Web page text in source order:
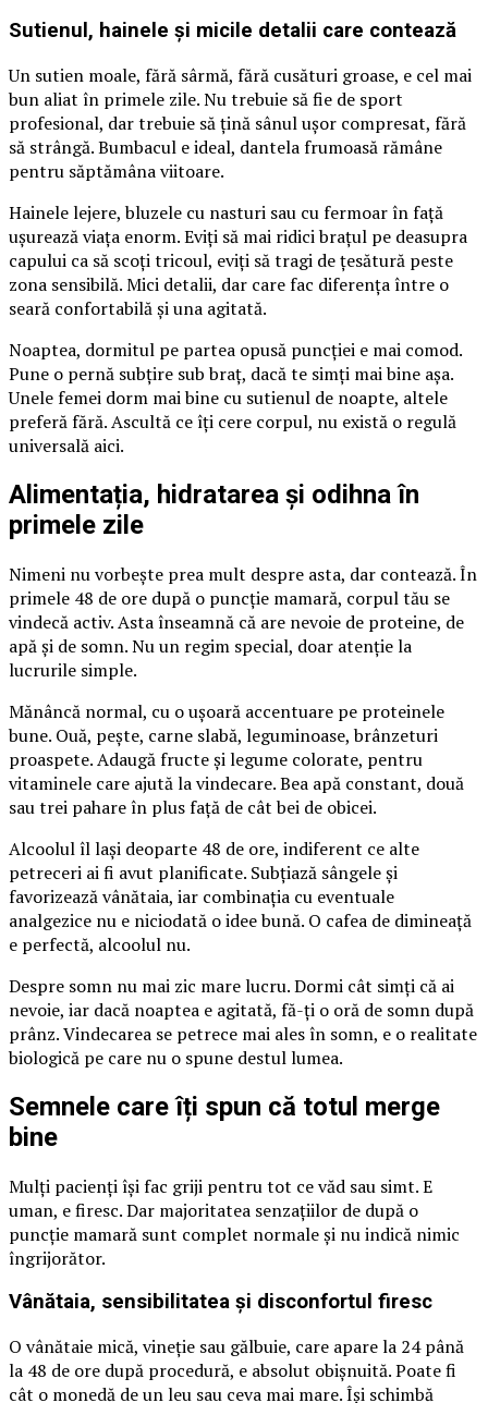
Sutienul, hainele și micile detalii care contează
Un sutien moale, fără sârmă, fără cusături groase, e cel mai
bun aliat în primele zile. Nu trebuie să fie de sport
profesional, dar trebuie să țină sânul ușor compresat, fără
să strângă. Bumbacul e ideal, dantela frumoasă rămâne
pentru săptămâna viitoare.
Hainele lejere, bluzele cu nasturi sau cu fermoar în față
ușurează viața enorm. Eviți să mai ridici brațul pe deasupra
capului ca să scoți tricoul, eviți să tragi de țesătură peste
zona sensibilă. Mici detalii, dar care fac diferența între o
seară confortabilă și una agitată.
Noaptea, dormitul pe partea opusă puncției e mai comod.
Pune o pernă subțire sub braț, dacă te simți mai bine așa.
Unele femei dorm mai bine cu sutienul de noapte, altele
preferă fără. Ascultă ce îți cere corpul, nu există o regulă
universală aici.
Alimentația, hidratarea și odihna în
primele zile
Nimeni nu vorbește prea mult despre asta, dar contează. În
primele 48 de ore după o puncție mamară, corpul tău se
vindecă activ. Asta înseamnă că are nevoie de proteine, de
apă și de somn. Nu un regim special, doar atenție la
lucrurile simple.
Mănâncă normal, cu o ușoară accentuare pe proteinele
bune. Ouă, pește, carne slabă, leguminoase, brânzeturi
proaspete. Adaugă fructe și legume colorate, pentru
vitaminele care ajută la vindecare. Bea apă constant, două
sau trei pahare în plus față de cât bei de obicei.
Alcoolul îl lași deoparte 48 de ore, indiferent ce alte
petreceri ai fi avut planificate. Subțiază sângele și
favorizează vânătaia, iar combinația cu eventuale
analgezice nu e niciodată o idee bună. O cafea de dimineață
e perfectă, alcoolul nu.
Despre somn nu mai zic mare lucru. Dormi cât simți că ai
nevoie, iar dacă noaptea e agitată, fă-ți o oră de somn după
prânz. Vindecarea se petrece mai ales în somn, e o realitate
biologică pe care nu o spune destul lumea.
Semnele care îți spun că totul merge
bine
Mulți pacienți își fac griji pentru tot ce văd sau simt. E
uman, e firesc. Dar majoritatea senzațiilor de după o
puncție mamară sunt complet normale și nu indică nimic
îngrijorător.
Vânătaia, sensibilitatea și disconfortul firesc
O vânătaie mică, vineție sau gălbuie, care apare la 24 până
la 48 de ore după procedură, e absolut obișnuită. Poate fi
cât o monedă de un leu sau ceva mai mare. Își schimbă